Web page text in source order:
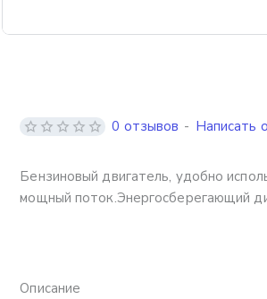
Бензиновый двигатель, удобно
мощный поток.Энергосберегающий
0 отзывов - Написать
Описание